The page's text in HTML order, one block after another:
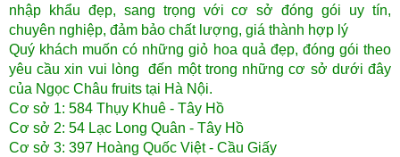
nhập khẩu đẹp, sang trọng với cơ sở đóng gói uy tín,
chuyên nghiệp, đảm bảo chất lượng, giá thành hợp lý
Quý khách muốn có những giỏ hoa quả đẹp, đóng gói theo
yêu cầu xin vui lòng đến một trong những cơ sở dưới đây
của Ngọc Châu fruits tại Hà Nội.
Cơ sở 1: 584 Thụy Khuê - Tây Hồ
Cơ sở 2: 54 Lạc Long Quân - Tây Hồ
Cơ sở 3: 397 Hoàng Quốc Việt - Cầu Giấy